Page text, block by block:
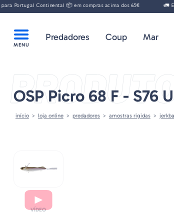
Portugal Continental 📦 em compras acima dos 65€ 🚛
Predadores Coup Mar
OSP Picro 68 F - S76
início loja online predadores amostras rigidas